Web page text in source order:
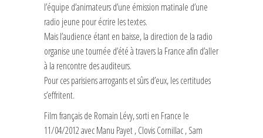
l’équipe d’animateurs d’une émission matinale d’une
radio jeune pour écrire les textes.
Mais l’audience étant en baisse, la direction de la radio
organise une tournée d’été à travers la France afin d’aller
à la rencontre des auditeurs.
Pour ces parisiens arrogants et sûrs d’eux, les certitudes
s’effritent.
Film français de Romain Lévy, sorti en France le
11/04/2012 avec Manu Payet , Clovis Cornillac , Sam